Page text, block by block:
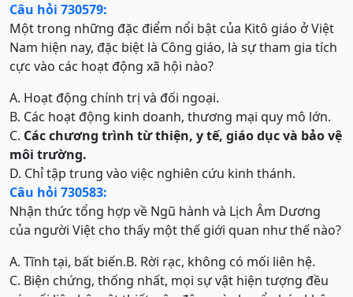
Câu hỏi 730579:
Một trong những đặc điểm nổi bật của Kitô giáo ở Việt
Nam hiện nay, đặc biệt là Công giáo, là sự tham gia tích
cực vào các hoạt động xã hội nào?
A. Hoạt động chính trị và đối ngoại.
B. Các hoạt động kinh doanh, thương mại quy mô lớn.
C. Các chương trình từ thiện, y tế, giáo dục và bảo vệ
môi trường.
D. Chỉ tập trung vào việc nghiên cứu kinh thánh.
Câu hỏi 730583:
Nhận thức tổng hợp về Ngũ hành và Lịch Âm Dương
của người Việt cho thấy một thế giới quan như thế nào?
A. Tĩnh tại, bất biến.B. Rời rạc, không có mối liên hệ.
C. Biện chứng, thống nhất, mọi sự vật hiện tượng đều